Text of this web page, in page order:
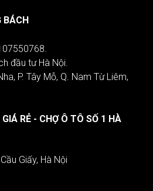
BÁCH
đầu tư Hà Nội.
P. Tây Mỗ, Q. Nam Từ Liêm,
RẺ - CHỢ Ô TÔ SỐ 1 HÀ
Giấy, Hà Nội